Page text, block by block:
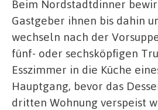
Beim Nordstadtdinner
Gastgeber ihnen bis dahin
wechseln nach der
fünf- oder sechsköpfigen
Esszimmer in die Küche
Hauptgang, bevor das
dritten Wohnung verspeist